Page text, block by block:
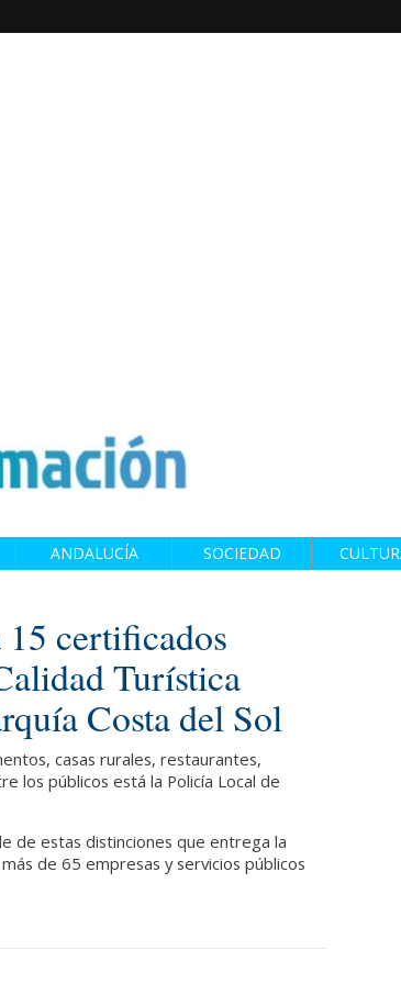
ANDALUCÍA SOCIEDAD
certificados
Turística
Costa del Sol
casas rurales, restaurantes,
los públicos está la Policía Local de
de estas distinciones que entrega la
de 65 empresas y servicios públicos